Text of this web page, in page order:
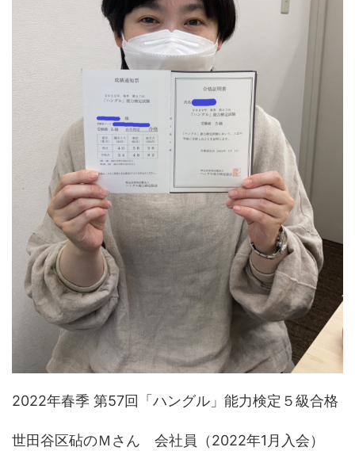
2022年春季 第57回「ハングル」能力検定５級合格
世田谷区砧のＭさん 会社員（2022年1月入会）